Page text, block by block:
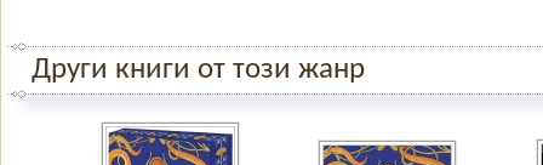
Други книги от този жанр